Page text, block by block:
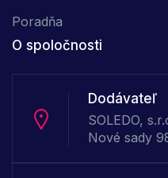
Poradňa
O spoločnosti
Dodávateľ
SOLEDO,
Nové sady